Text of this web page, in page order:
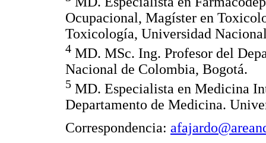
Ocupacional, Magíster en
Toxicología, Universidad
4 MD. MSc. Ing. Profesor del
Nacional de Colombia, Bogotá.
5 MD. Especialista en Medicina
Departamento de Medicina.
Correspondencia: